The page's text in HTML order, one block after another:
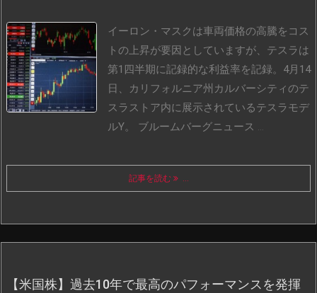
イーロン・マスクは車両価格の高騰をコス
トの上昇が要因としていますが、テスラは
第1四半期に記録的な利益率を記録。4月14
日、カリフォルニア州カルバーシティのテ
スラストア内に展示されているテスラモデ
ルY。 ブルームバーグニュース ...
記事を読む ...
【米国株】過去10年で最高のパフォーマンスを発揮